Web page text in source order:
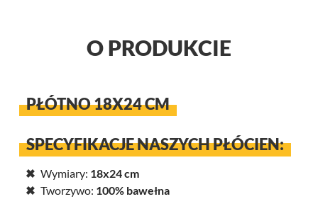
O PRODUKCIE
PŁÓTNO 18X24 CM
SPECYFIKACJE NASZYCH PŁÓCIEN:
Wymiary: 18x24 cm
Tworzywo: 100% bawełna